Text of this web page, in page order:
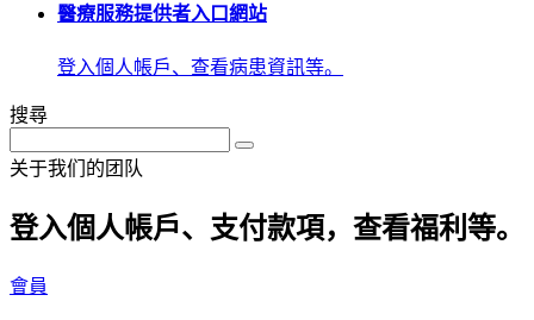
醫療服務提供者入口網站
登入個人帳戶、查看病患資訊等。
搜尋
关于我们的团队
登入個人帳戶、支付款項，查看福利等。
會員